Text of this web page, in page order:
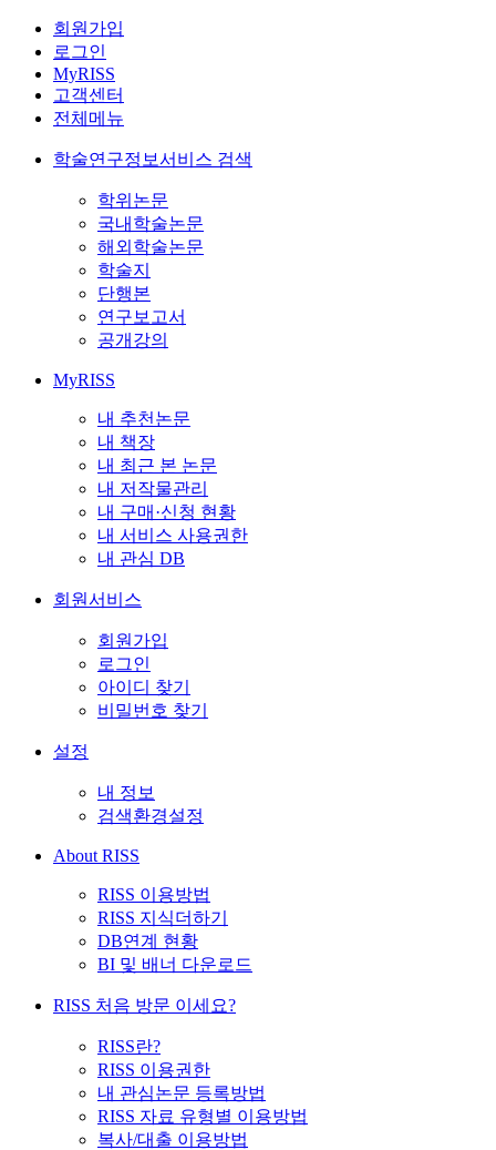
회원가입
로그인
MyRISS
고객센터
전체메뉴
학술연구정보서비스 검색
학위논문
국내학술논문
해외학술논문
학술지
단행본
연구보고서
공개강의
MyRISS
내 추천논문
내 책장
내 최근 본 논문
내 저작물관리
내 구매·신청 현황
내 서비스 사용권한
내 관심 DB
회원서비스
회원가입
로그인
아이디 찾기
비밀번호 찾기
설정
내 정보
검색환경설정
About RISS
RISS 이용방법
RISS 지식더하기
DB연계 현황
BI 및 배너 다운로드
RISS 처음 방문 이세요?
RISS란?
RISS 이용권한
내 관심논문 등록방법
RISS 자료 유형별 이용방법
복사/대출 이용방법